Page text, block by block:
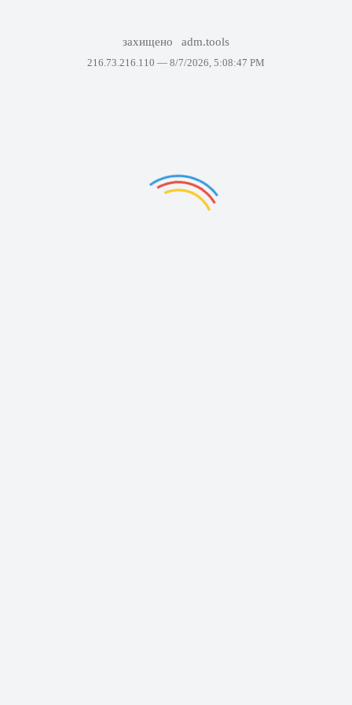
захищено adm.tools
216.73.216.110 — 8/7/2026, 5:08:47 PM